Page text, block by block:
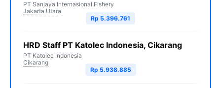
PT Sanjaya Internasional Fishery
Jakarta Utara
Rp 5.396.761
HRD Staff PT Katolec Indonesia, Cikarang
PT Katolec Indonesia
Cikarang
Rp 5.938.885